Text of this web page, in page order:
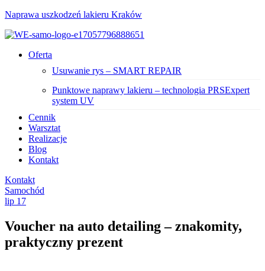
Naprawa uszkodzeń lakieru Kraków
Menu
Oferta
Usuwanie rys – SMART REPAIR
Punktowe naprawy lakieru – technologia PRSExpert
system UV
Cennik
Warsztat
Realizacje
Blog
Kontakt
Kontakt
Categories
Samochód
lip 17
Voucher na auto detailing – znakomity,
praktyczny prezent